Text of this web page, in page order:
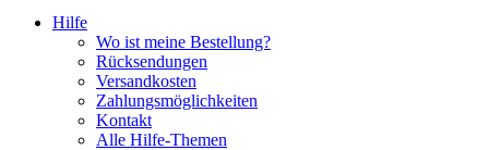
Hilfe
Wo ist meine Bestellung?
Rücksendungen
Versandkosten
Zahlungsmöglichkeiten
Kontakt
Alle Hilfe-Themen